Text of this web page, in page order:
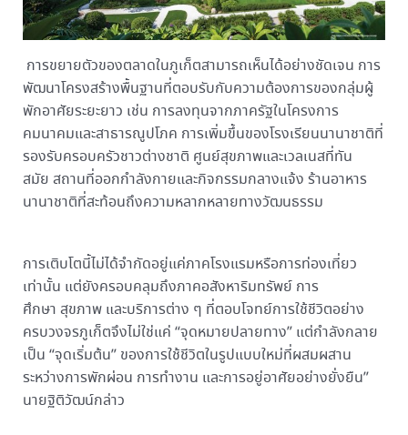
การขยายตัวของตลาดในภูเก็ตสามารถเห็นได้อย่างชัดเจน การ
พัฒนาโครงสร้างพื้นฐานที่ตอบรับกับความต้องการของกลุ่มผู้
พักอาศัยระยะยาว เช่น การลงทุนจากภาครัฐในโครงการ
คมนาคมและสาธารณูปโภค การเพิ่มขึ้นของโรงเรียนนานาชาติที่
รองรับครอบครัวชาวต่างชาติ ศูนย์สุขภาพและเวลเนสที่ทัน
สมัย สถานที่ออกกำลังกายและกิจกรรมกลางแจ้ง ร้านอาหาร
นานาชาติที่สะท้อนถึงความหลากหลายทางวัฒนธรรม
การเติบโตนี้ไม่ได้จำกัดอยู่แค่ภาคโรงแรมหรือการท่องเที่ยว
เท่านั้น แต่ยังครอบคลุมถึงภาคอสังหาริมทรัพย์ การ
ศึกษา สุขภาพ และบริการต่าง ๆ ที่ตอบโจทย์การใช้ชีวิตอย่าง
ครบวงจรภูเก็ตจึงไม่ใช่แค่ “จุดหมายปลายทาง” แต่กำลังกลาย
เป็น “จุดเริ่มต้น” ของการใช้ชีวิตในรูปแบบใหม่ที่ผสมผสาน
ระหว่างการพักผ่อน การทำงาน และการอยู่อาศัยอย่างยั่งยืน”
นายฐิติวัฒน์กล่าว